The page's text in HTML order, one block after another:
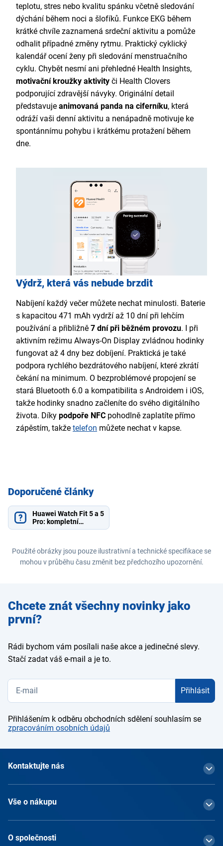
teplotu, stres nebo kvalitu spánku včetně sledování
dýchání během noci a šlofíků. Funkce EKG během
krátké chvíle zaznamená srdeční aktivitu a pomůže
odhalit případné změny rytmu. Praktický cyklický
kalendář ocení ženy při sledování menstruačního
cyklu. Chybět nesmí ani přehledné Health Insights,
motivační kroužky aktivity či Health Clovers
podporující zdravější návyky. Originální detail
představuje animovaná panda na ciferníku, která
odráží vaši denní aktivitu a nenápadně motivuje ke
spontánnímu pohybu i krátkému protažení během
dne.
Výdrž, která vás nebude brzdit
Nabíjení každý večer můžete nechat minulosti. Baterie
s kapacitou 471 mAh vydrží až 10 dní při lehčím
používání a přibližně 7 dní při běžném provozu. I při
aktivním režimu Always-On Display zvládnou hodinky
fungovat až 4 dny bez dobíjení. Praktická je také
podpora rychlého bezdrátového nabíjení, které zkrátí
čekání na minimum. O bezproblémové propojení se
stará Bluetooth 6.0 a kompatibilita s Androidem i iOS,
takže hodinky snadno začleníte do svého digitálního
života. Díky podpoře NFC pohodlně zaplatíte přímo
zápěstím, takže telefon můžete nechat v kapse.
Doporučené články
Huawei Watch Fit 5 a 5
Pro: kompletní
srovnání
Použité obrázky jsou pouze ilustrativní a technické specifikace se
mohou v průběhu času změnit bez předchozího upozornění.
Zadejte
e-mail
Chcete znát všechny novinky jako
první?
Rádi bychom vám posílali naše akce a jedinečné slevy.
Stačí zadat váš e-mail a je to.
Přihlásit
Přihlášením k odběru obchodních sdělení souhlasím se
zpracováním osobních údajů
Kontaktujte nás
Vše o nákupu
O společnosti